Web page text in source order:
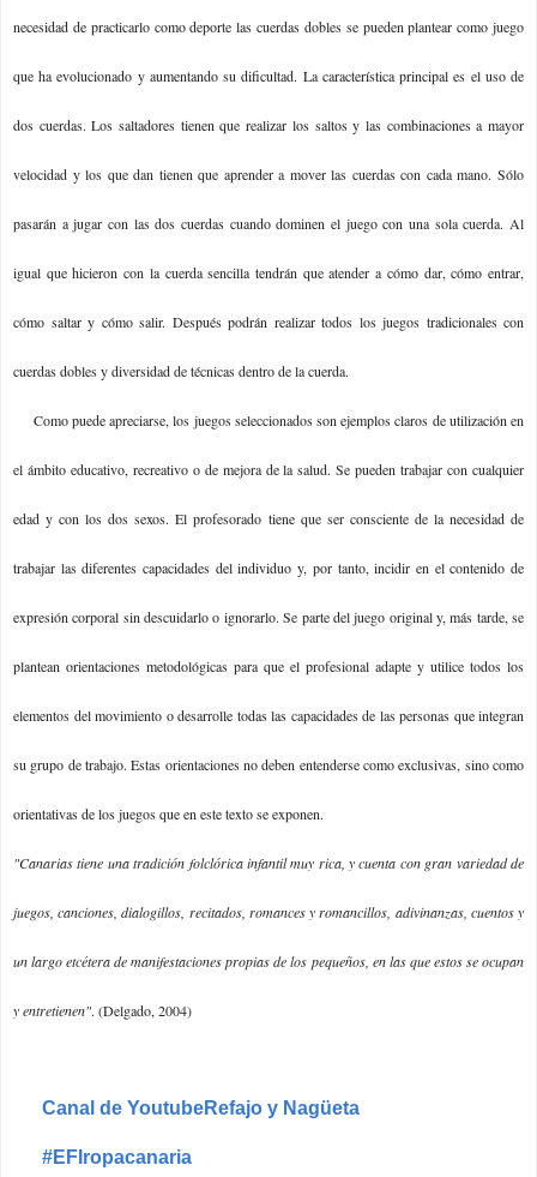
necesidad de practicarlo como deporte las cuerdas dobles se pueden plantear como juego
que ha evolucionado y aumentando su dificultad. La característica principal es el uso de
dos cuerdas. Los saltadores tienen que realizar los saltos y las combinaciones a mayor
velocidad y los que dan tienen que aprender a mover las cuerdas con cada mano. Sólo
pasarán a jugar con las dos cuerdas cuando dominen el juego con una sola cuerda. Al
igual que hicieron con la cuerda sencilla tendrán que atender a cómo dar, cómo entrar,
cómo saltar y cómo salir. Después podrán realizar todos los juegos tradicionales con
cuerdas dobles y diversidad de técnicas dentro de la cuerda.
Como puede apreciarse, los juegos seleccionados son ejemplos claros de utilización en
el ámbito educativo, recreativo o de mejora de la salud. Se pueden trabajar con cualquier
edad y con los dos sexos. El profesorado tiene que ser consciente de la necesidad de
trabajar las diferentes capacidades del individuo y, por tanto, incidir en el contenido de
expresión corporal sin descuidarlo o ignorarlo. Se parte del juego original y, más tarde, se
plantean orientaciones metodológicas para que el profesional adapte y utilice todos los
elementos del movimiento o desarrolle todas las capacidades de las personas que integran
su grupo de trabajo. Estas orientaciones no deben entenderse como exclusivas, sino como
orientativas de los juegos que en este texto se exponen.
"Canarias tiene una tradición folclórica infantil muy rica, y cuenta con gran variedad de
juegos, canciones, dialogillos, recitados, romances y romancillos, adivinanzas, cuentos y
un largo etcétera de manifestaciones propias de los pequeños, en las que estos se ocupan
y entretienen". (Delgado, 2004)
Canal de YoutubeRefajo y Nagüeta
#EFIropacanaria